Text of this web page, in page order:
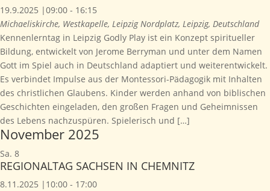
19.9.2025 |09:00 - 16:15
Michaeliskirche, Westkapelle, LeipzigNordplatz, Leipzig, Deutschland
Kennenlerntag in Leipzig Godly Play ist ein Konzept spiritueller
Bildung, entwickelt von Jerome Berryman und unter dem Namen
Gott im Spiel auch in Deutschland adaptiert und weiterentwickelt.
Es verbindet Impulse aus der Montessori-Pädagogik mit Inhalten
des christlichen Glaubens. Kinder werden anhand von biblischen
Geschichten eingeladen, den großen Fragen und Geheimnissen
des Lebens nachzuspüren. Spielerisch und […]
November 2025
Sa. 8
REGIONALTAG SACHSEN IN CHEMNITZ
8.11.2025 |10:00 - 17:00